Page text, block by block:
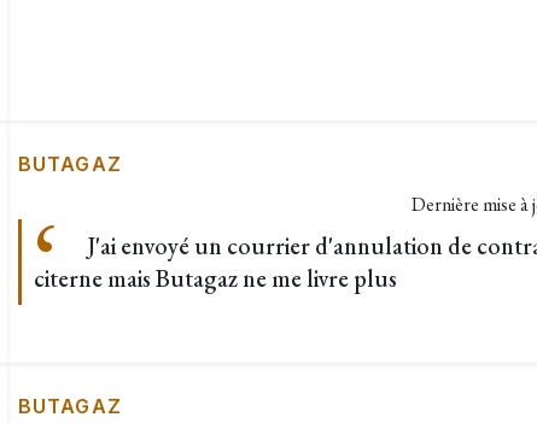
BUTAGAZ
Dernière mise à
J'ai envoyé un courrier d'annulation de
citerne mais Butagaz ne me livre plus
BUTAGAZ